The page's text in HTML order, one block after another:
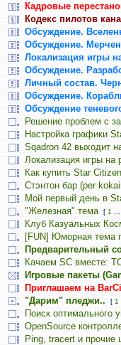
Кадровые
Кодекс пилотов
Обсуждение.
Обсуждение.
Локализация игры
Обсуждение.
Личный состав.
Обсуждение.
Обсуждение
Решение проблем с
Настройка графики
Sqadron 42 выходит
Локализация игры на
Как купить Star
Стэнтон бар (per
Мой первый день в
"Железная" тема [ 1
Клуб Казуальных
[FUN] Юморная тема
Предварительный
Качаем SC вместе:
Игровые пакеты
Приглашаем на
"Дарим" пледжи..
[ 1
Поиск оптимального
OpenSource
Ping, tracert и прочие